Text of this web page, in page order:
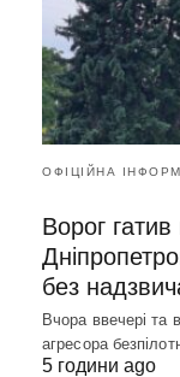
ОФІЦІЙНА
Ворог
без
Вчора ввечері та
агресора
5 години ago